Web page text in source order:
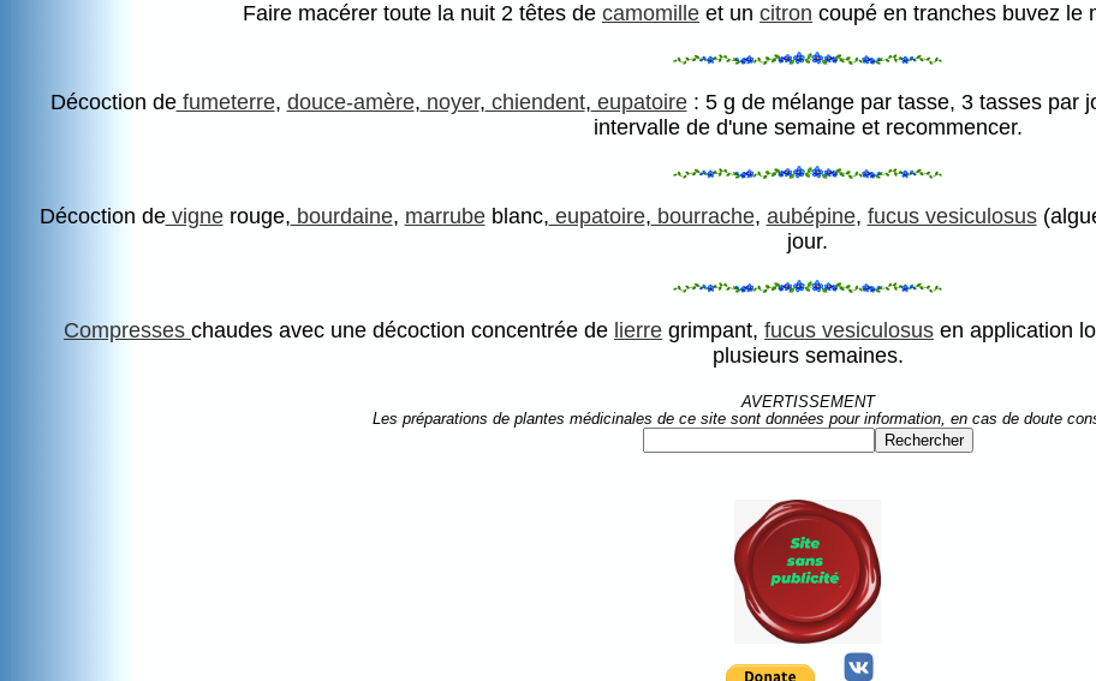
Faire macérer toute la nuit 2 têtes de camomille et un citron coupé en tranches buvez le
Décoction defumeterre, douce-amère, noyer, chiendent, eupatoire: 5 g de mélange par tasse, 3 tasses par
intervalle de d'une semaine et recommencer.
Décoction devignerouge, bourdaine, marrubeblanc, eupatoire, bourrache, aubépine, fucus vesiculosus
jour.
Compresses chaudes avec une décoction concentrée de lierre grimpant, fucus vesiculosus en application
plusieurs semaines.
AVERTISSEMENT
Les préparations de plantes médicinales de ce site sont données pour information, en cas de doute